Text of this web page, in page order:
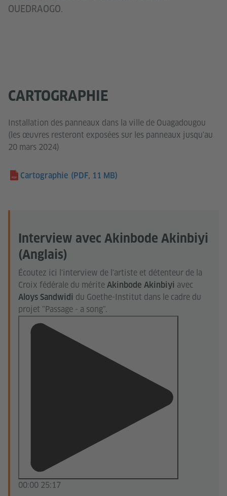
OUEDRAOGO.
CARTOGRAPHIE
Installation des panneaux dans la ville de Ouagadougou
(les œuvres resteront exposées sur les panneaux jusqu'au
20 mars 2024)
Cartographie (PDF, 11 MB)
Interview avec Akinbode Akinbiyi
(Anglais)
Écoutez ici l'interview de l'artiste et détenteur de la
Croix fédérale du mérite Akinbode Akinbiyi avec
Aloys Sandwidi du Goethe-Institut dans le cadre du
projet "Passage - a song".
00:00 25:17